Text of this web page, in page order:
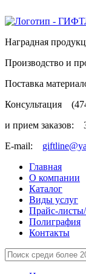
Наградная
Производство и
Поставка
Консультация
и прием заказов:
E-mail:
Главная
О компании
Каталог
Виды услуг
Прайс-листы/
Полиграфия
Контакты